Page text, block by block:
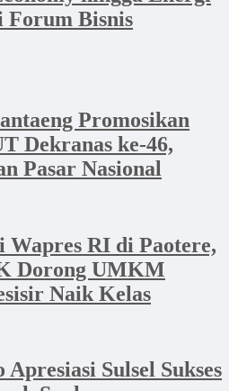
Forum Bisnis
Promosikan
Dekranas ke-46,
Pasar Nasional
RI di Paotere,
Dorong UMKM
Naik Kelas
Sulsel Sukses